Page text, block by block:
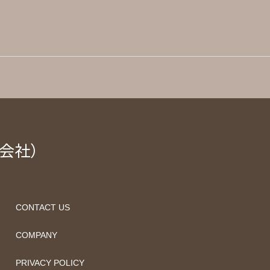
社）
CONTACT US
COMPANY
PRIVACY POLICY